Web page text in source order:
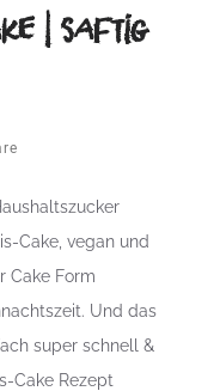
| saftig
Cake, vegan und
Cake Form
Und das
super schnell &
Cake Rezept